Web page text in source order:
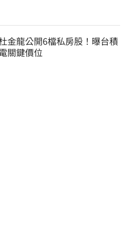
金龍公開6檔私房股！曝台積
關鍵價位